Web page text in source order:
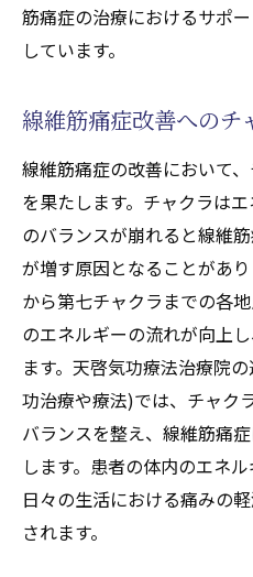
筋痛症の治療におけるサポ
しています。
線維筋痛症改善へのチ
線維筋痛症の改善において
を果たします。チャクラは
のバランスが崩れると線維
が増す原因となることがあ
から第七チャクラまでの各
のエネルギーの流れが向上
ます。天啓気功療法治療院
功治療や療法)では、チャク
バランスを整え、線維筋痛
します。患者の体内のエネル
日々の生活における痛みの
されます。